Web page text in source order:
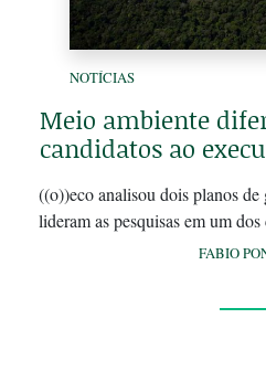
NOTÍCIAS
Meio ambiente
candidatos ao
((o))eco analisou dois planos
lideram as pesquisas em um
FABIO